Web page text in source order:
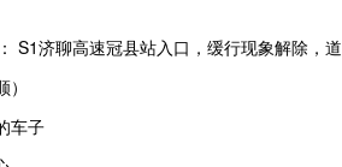
车子